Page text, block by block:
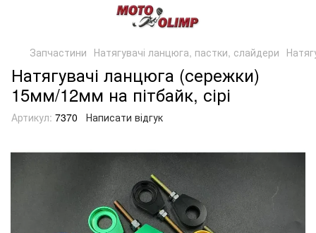
Запчастини Натягувачі ланцюга, пастки, слайдери
Натягувачі ланцюга (сережки)
15мм/12мм на пітбайк, сірі
Артикул: 7370 Написати відгук